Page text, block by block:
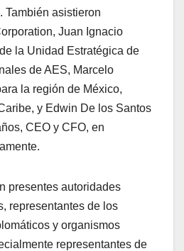
También asistieron
Juan Ignacio
la Unidad Estratégica de
de AES, Marcelo
la región de México,
y Edwin De los Santos
CEO y CFO, en
presentes autoridades
representantes de los
y organismos
representantes de